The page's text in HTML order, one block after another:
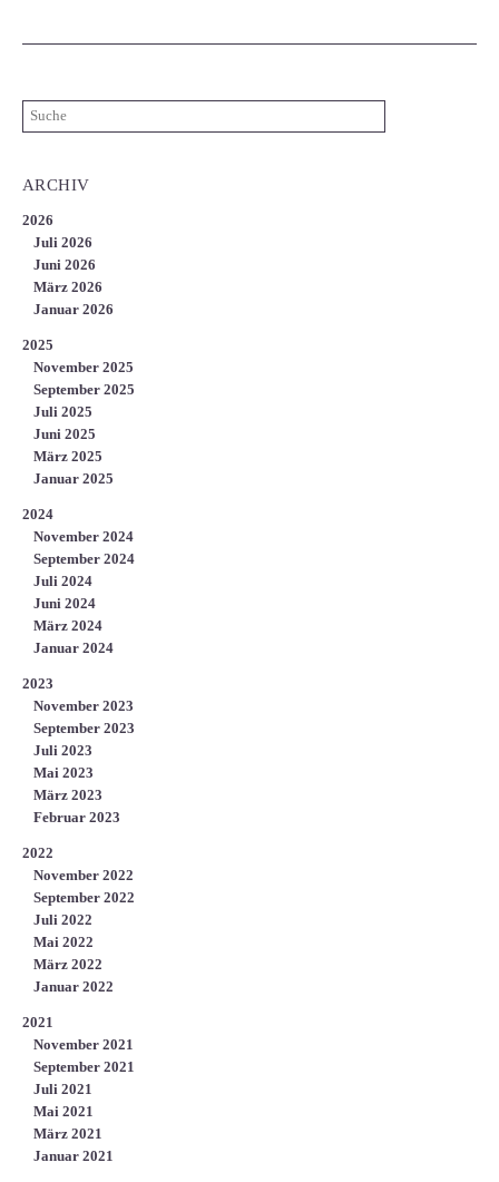
ARCHIV
2026
Juli 2026
Juni 2026
März 2026
Januar 2026
2025
November 2025
September 2025
Juli 2025
Juni 2025
März 2025
Januar 2025
2024
November 2024
September 2024
Juli 2024
Juni 2024
März 2024
Januar 2024
2023
November 2023
September 2023
Juli 2023
Mai 2023
März 2023
Februar 2023
2022
November 2022
September 2022
Juli 2022
Mai 2022
März 2022
Januar 2022
2021
November 2021
September 2021
Juli 2021
Mai 2021
März 2021
Januar 2021